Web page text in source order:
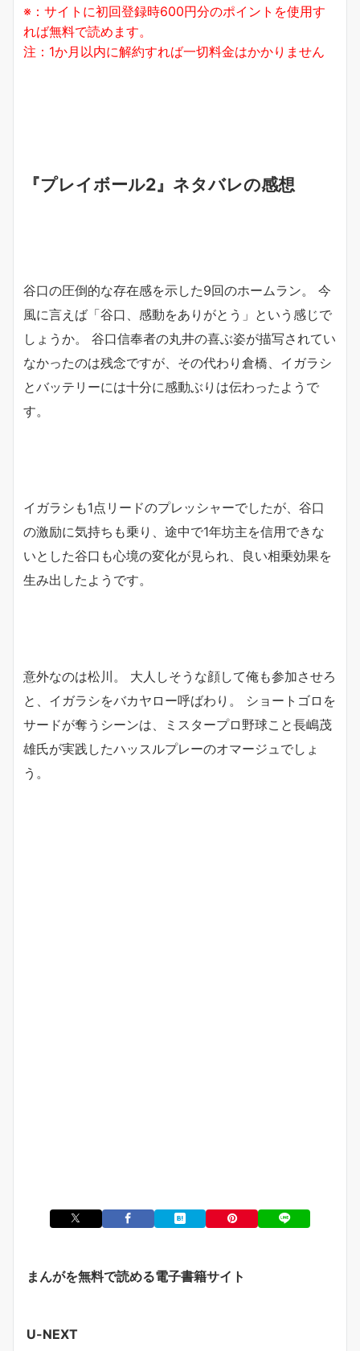
※：サイトに初回登録時600円分のポイントを使用す
れば無料で読めます。
注：1か月以内に解約すれば一切料金はかかりません
『プレイボール2』ネタバレの感想
谷口の圧倒的な存在感を示した9回のホームラン。 今
風に言えば「谷口、感動をありがとう」という感じで
しょうか。 谷口信奉者の丸井の喜ぶ姿が描写されてい
なかったのは残念ですが、その代わり倉橋、イガラシ
とバッテリーには十分に感動ぶりは伝わったようで
す。
イガラシも1点リードのプレッシャーでしたが、谷口
の激励に気持ちも乗り、途中で1年坊主を信用できな
いとした谷口も心境の変化が見られ、良い相乗効果を
生み出したようです。
意外なのは松川。 大人しそうな顔して俺も参加させろ
と、イガラシをバカヤロー呼ばわり。 ショートゴロを
サードが奪うシーンは、ミスタープロ野球こと長嶋茂
雄氏が実践したハッスルプレーのオマージュでしょ
う。
まんがを無料で読める電子書籍サイト
U-NEXT